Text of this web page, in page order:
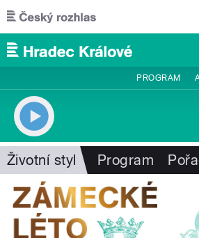
Přejít k hlavnímu obsahu
PROGRAM
Životní styl Program